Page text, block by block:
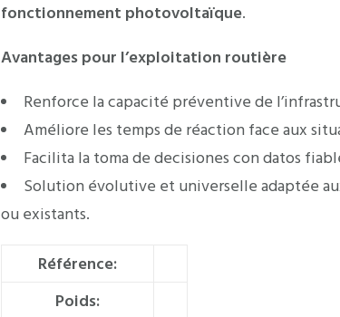
fonctionnement photovoltaïque.
Avantages pour l’exploitation routière
Renforce la capacité préventive de
Améliore les temps de réaction face aux
Facilita la toma de decisiones con datos
Solution évolutive et universelle adaptée
ou existants.
Référence:
Poids: